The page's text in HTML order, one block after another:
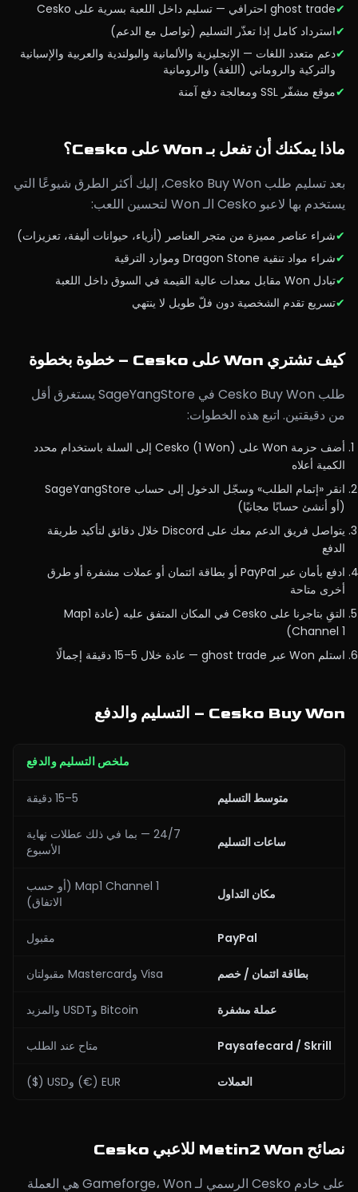
✔ghost trade احترافي — تسليم داخل اللعبة بسرية على Cesko
✔استرداد كامل إذا تعذّر التسليم (تواصل مع الدعم)
✔دعم متعدد اللغات — الإنجليزية والألمانية والبولندية والعربية والإسبانية
والتركية والروماني (اللغة) والرومانية
✔موقع مشفّر SSL ومعالجة دفع آمنة
ماذا يمكنك أن تفعل بـ Won على Cesko؟
بعد تسليم طلب Cesko Buy Won، إليك أكثر الطرق شيوعًا التي
يستخدم بها لاعبو Cesko الـ Won لتحسين اللعب:
✔شراء عناصر مميزة من متجر العناصر (أزياء، حيوانات أليفة، تعزيزات)
✔شراء مواد تنقية Dragon Stone وموارد الترقية
✔تبادل Won مقابل معدات عالية القيمة في السوق داخل اللعبة
✔تسريع تقدم الشخصية دون فلّ طويل لا ينتهي
كيف تشتري Won على Cesko – خطوة بخطوة
طلب Cesko Buy Won في SageYangStore يستغرق أقل
من دقيقتين. اتبع هذه الخطوات:
أضف حزمة Won على Cesko (1 Won) إلى السلة باستخدام محدد
الكمية أعلاه
انقر «إتمام الطلب» وسجّل الدخول إلى حساب SageYangStore
(أو أنشئ حسابًا مجانيًا)
يتواصل فريق الدعم معك على Discord خلال دقائق لتأكيد طريقة
الدفع
ادفع بأمان عبر PayPal أو بطاقة ائتمان أو عملات مشفرة أو طرق
أخرى متاحة
التقِ بتاجرنا على Cesko في المكان المتفق عليه (عادة Map1
Channel 1)
استلم Won عبر ghost trade — عادة خلال 5–15 دقيقة إجمالًا
Cesko Buy Won – التسليم والدفع
ملخص التسليم والدفع
متوسط التسليم 5–15 دقيقة
ساعات التسليم
24/7 — بما في ذلك عطلات نهاية
الأسبوع
مكان التداول
Map1 Channel 1 (أو حسب
الاتفاق)
PayPal مقبول
بطاقة ائتمان / خصم Visa وMastercard مقبولتان
عملة مشفرة Bitcoin وUSDT والمزيد
Paysafecard / Skrill متاح عند الطلب
العملات EUR (€) وUSD ($)
نصائح Metin2 Won للاعبي Cesko
على خادم Cesko الرسمي لـ Gameforge، Won هي العملة